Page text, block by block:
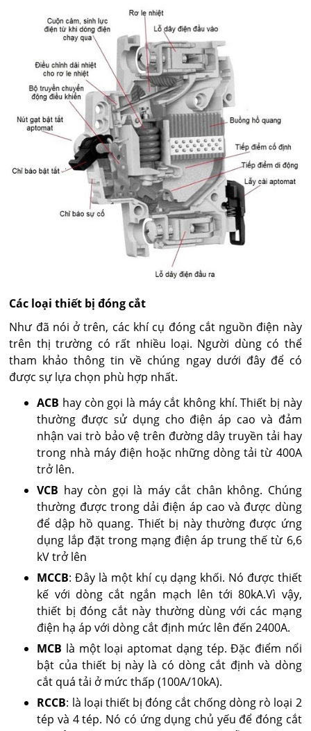
Các loại thiết bị đóng cắt
Như đã nói ở trên, các khí cụ đóng cắt nguồn điện này
trên thị trường có rất nhiều loại. Người dùng có thể
tham khảo thông tin về chúng ngay dưới đây để có
được sự lựa chọn phù hợp nhất.
ACB hay còn gọi là máy cắt không khí. Thiết bị này
thường được sử dụng cho điện áp cao và đảm
nhận vai trò bảo vệ trên đường dây truyền tải hay
trong nhà máy điện hoặc những dòng tải từ 400A
trở lên.
VCB hay còn gọi là máy cắt chân không. Chúng
thường được trong dải điện áp cao và được dùng
để dập hồ quang. Thiết bị này thường được ứng
dụng lắp đặt trong mạng điện áp trung thế từ 6,6
kV trở lên
MCCB: Đây là một khí cụ dạng khối. Nó được thiết
kế với dòng cắt ngắn mạch lên tới 80kA.Vì vậy,
thiết bị đóng cắt này thường dùng với các mạng
điện hạ áp với dòng cắt định mức lên đến 2400A.
MCB là một loại aptomat dạng tép. Đặc điểm nổi
bật của thiết bị này là có dòng cắt định và dòng
cắt quá tải ở mức thấp (100A/10kA).
RCCB: là loại thiết bị đóng cắt chống dòng rò loại 2
tép và 4 tép. Nó có ứng dụng chủ yếu để đóng cắt